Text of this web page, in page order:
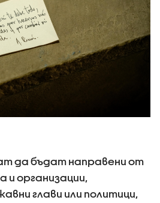
да бъдат направени от
и организации,
глави или политици,